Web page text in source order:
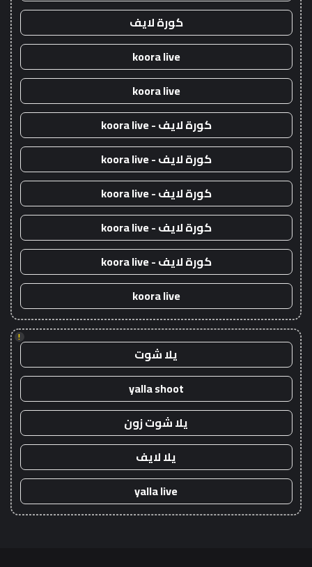
كورة لايف
koora live
koora live
كورة لايف - koora live
كورة لايف - koora live
كورة لايف - koora live
كورة لايف - koora live
كورة لايف - koora live
koora live
!
يلا شوت
yalla shoot
يلا شوت زون
يلا لايف
yalla live